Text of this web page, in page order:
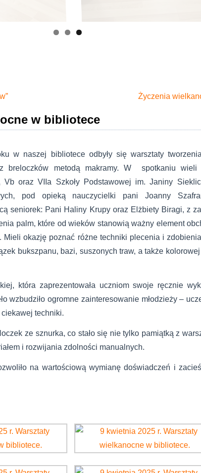
Życzenia
w bibliotece
w naszej bibliotece odbyły się warsztaty
breloczków metodą makramy. W spotkaniu wieli
Vb oraz VIIa Szkoły Podstawowej im. Janiny
pod opieką nauczycielki pani Joanny
seniorek: Pani Haliny Krupy oraz Elżbiety Biragi, z
palm, które od wieków stanowią ważny element
Mieli okazję poznać różne techniki plecenia i
bukszpanu, bazi, suszonych traw, a także kolorowej
która zaprezentowała uczniom swoje ręcznie
wzbudziło ogromne zainteresowanie młodzieży –
techniki.
ze sznurka, co stało się nie tylko pamiątką z
i rozwijania zdolności manualnych.
na wartościową wymianę doświadczeń i